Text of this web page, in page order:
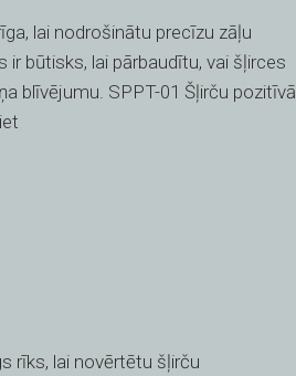
lai nodrošinātu precīzu zāļu
būtisks, lai pārbaudītu, vai šļirces
blīvējumu. SPPT-01 Šļirču pozitīvā
rīks, lai novērtētu šļirču